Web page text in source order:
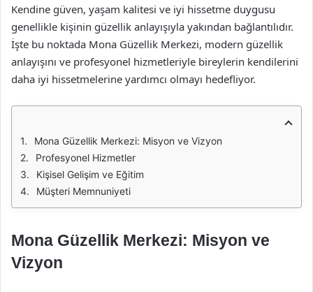
Kendine güven, yaşam kalitesi ve iyi hissetme duygusu
genellikle kişinin güzellik anlayışıyla yakından bağlantılıdır.
İşte bu noktada Mona Güzellik Merkezi, modern güzellik
anlayışını ve profesyonel hizmetleriyle bireylerin kendilerini
daha iyi hissetmelerine yardımcı olmayı hedefliyor.
Mona Güzellik Merkezi: Misyon ve Vizyon
Profesyonel Hizmetler
Kişisel Gelişim ve Eğitim
Müşteri Memnuniyeti
Mona Güzellik Merkezi: Misyon ve
Vizyon